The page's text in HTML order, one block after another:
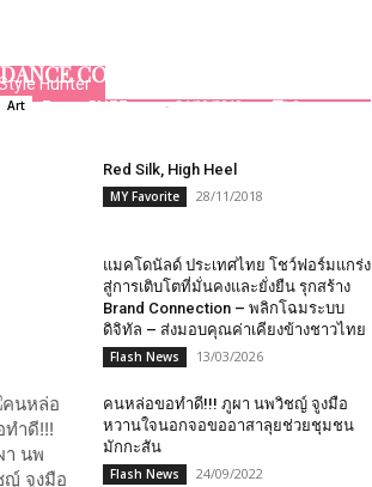
Hunter
DANCE COLLECTION 2019
Art Team GLITZmag - 24/09/2019 0
Red Silk, High Heel
MY Favorite 28/11/2018
แมคโดนัลด์ ประเทศไทย โชว์ฟอร์มแกร่ง
สู่การเติบโตที่มั่นคงและยั่งยืน รุกสร้าง
Brand Connection – พลิกโฉมระบบ
ดิจิทัล – ส่งมอบคุณค่าเคียงข้างชาวไทย
Flash News 13/03/2026
คนหล่อขอทำดี!!! ภูผา นพวิชญ์ จูงมือ
หวานใจนอกจอขออาสาลุยช่วยชุมชน
มักกะสัน
Flash News 24/09/2022